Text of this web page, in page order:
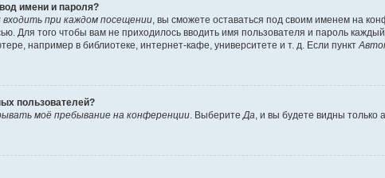
имени и пароля?
при каждом посещении , вы сможете оставаться под своим именем на
Для того чтобы вам не приходилось вводить имя пользователя и пароль
например в библиотеке, интернет-кафе, университете и т. д. Если пункт
пользователей?
моё пребывание на конференции . Выберите Да , и вы будете видны